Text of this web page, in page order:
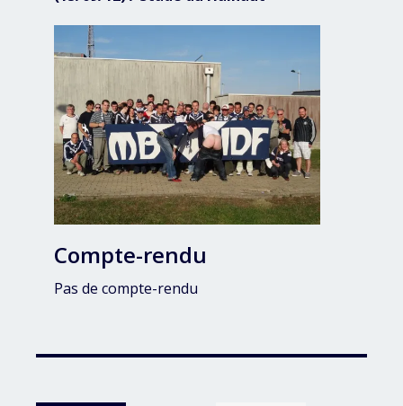
Compte-rendu
Pas de compte-rendu